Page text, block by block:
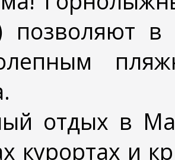
позволяют в
отдых в
курортах и